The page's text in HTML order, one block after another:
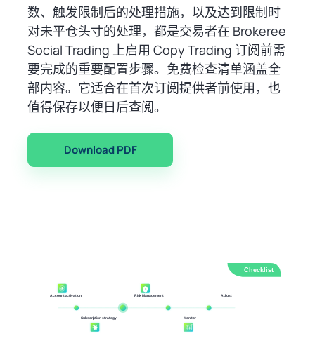
数、触发限制后的处理措施，以及达到限制时
对未平仓头寸的处理，都是交易者在 Brokeree
Social Trading 上启用 Copy Trading 订阅前需
要完成的重要配置步骤。免费检查清单涵盖全
部内容。它适合在首次订阅提供者前使用，也
值得保存以便日后查阅。
Download PDF